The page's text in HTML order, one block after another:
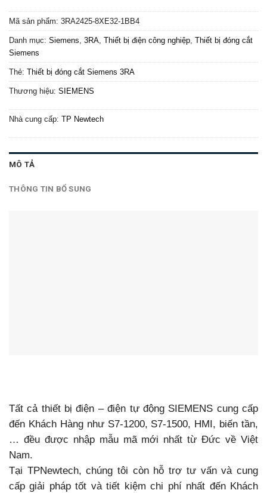
Mã sản phẩm: 3RA2425-8XE32-1BB4
Danh mục: Siemens, 3RA, Thiết bị điện công nghiệp, Thiết bị đóng cắt
Siemens
Thẻ: Thiết bị đóng cắt Siemens 3RA
Thương hiệu: SIEMENS
Nhà cung cấp: TP Newtech
MÔ TẢ
THÔNG TIN BỔ SUNG
Tất cả thiết bị điện – điện tự động SIEMENS cung cấp
đến Khách Hàng như S7-1200, S7-1500, HMI, biến tần,
… đều được nhập mẫu mã mới nhất từ Đức về Việt
Nam.
Tại TPNewtech, chúng tôi còn hỗ trợ tư vấn và cung
cấp giải pháp tốt và tiết kiệm chi phí nhất đến Khách